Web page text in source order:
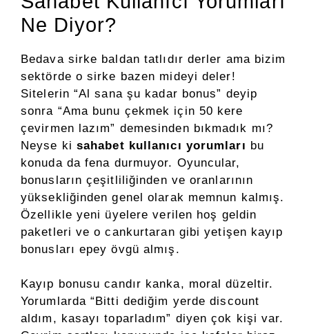
Ne Diyor?
Bedava sirke baldan tatlıdır derler ama bizim
sektörde o sirke bazen mideyi deler!
Sitelerin “Al sana şu kadar bonus” deyip
sonra “Ama bunu çekmek için 50 kere
çevirmen lazım” demesinden bıkmadık mı?
Neyse ki sahabet kullanıcı yorumları bu
konuda da fena durmuyor. Oyuncular,
bonusların çeşitliliğinden ve oranlarının
yüksekliğinden genel olarak memnun kalmış.
Özellikle yeni üyelere verilen hoş geldin
paketleri ve o cankurtaran gibi yetişen kayıp
bonusları epey övgü almış.
Kayıp bonusu candır kanka, moral düzeltir.
Yorumlarda “Bitti dediğim yerde discount
aldım, kasayı toparladım” diyen çok kişi var.